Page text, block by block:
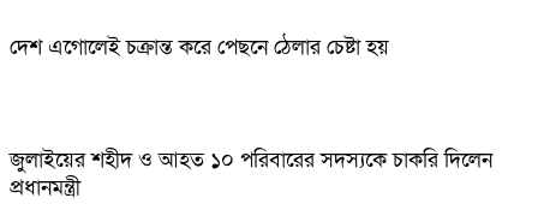
দেশ এগোলেই চক্রান্ত করে পেছনে ঠেলার চেষ্টা হয়
জুলাইয়ের শহীদ ও আহত ১০ পরিবারের সদস্যকে চাকরি দিলেন
প্রধানমন্ত্রী